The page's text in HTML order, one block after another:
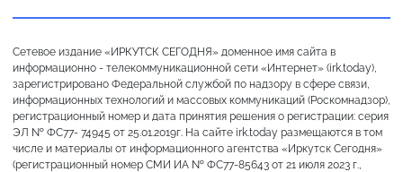
Сетевое издание «ИРКУТСК СЕГОДНЯ» доменное имя сайта в
информационно - телекоммуникационной сети «Интернет» (irk.today),
зарегистрировано Федеральной службой по надзору в сфере связи,
информационных технологий и массовых коммуникаций (Роскомнадзор),
регистрационный номер и дата принятия решения о регистрации: серия
ЭЛ № ФС77- 74945 от 25.01.2019г. На сайте irk.today размещаются в том
числе и материалы от информационного агентства «Иркутск Сегодня»
(регистрационный номер СМИ ИА № ФС77-85643 от 21 июля 2023 г.,